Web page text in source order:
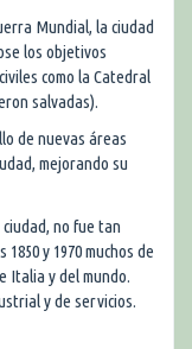
Mundial, la ciudad
los objetivos
como la Catedral
salvadas).
de nuevas áreas
mejorando su
no fue tan
y 1970 muchos de
Italia y del mundo.
y de servicios.